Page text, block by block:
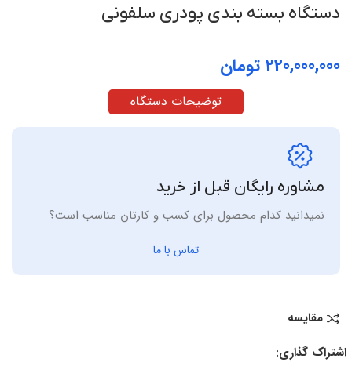
دستگاه بسته بندی پودری سلفونی
تومان
توضیحات دستگاه
مشاوره رایگان قبل از خرید
نمیدانید کدام محصول برای کسب و کارتان مناسب است؟
تماس با ما
مقایسه
اشتراک گذاری: